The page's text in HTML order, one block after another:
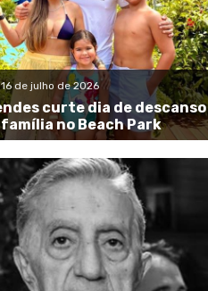
de julho de 2026
curte dia de descanso
no Beach Park